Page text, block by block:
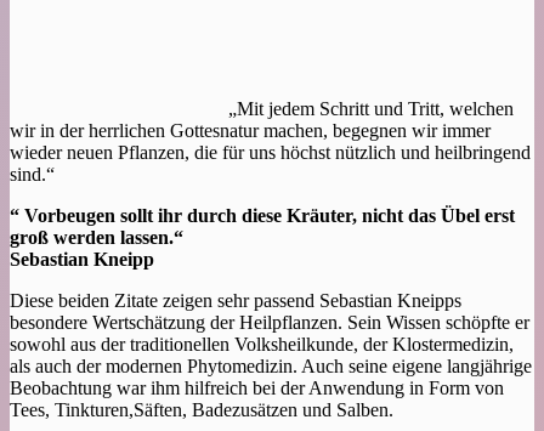
„Mit jedem Schritt und Tritt, welchen
wir in der herrlichen Gottesnatur machen, begegnen wir immer
wieder neuen Pflanzen, die für uns höchst nützlich und heilbringend
sind.“
“ Vorbeugen sollt ihr durch diese Kräuter, nicht das Übel erst
groß werden lassen.“
Sebastian Kneipp
Diese beiden Zitate zeigen sehr passend Sebastian Kneipps
besondere Wertschätzung der Heilpflanzen. Sein Wissen schöpfte er
sowohl aus der traditionellen Volksheilkunde, der Klostermedizin,
als auch der modernen Phytomedizin. Auch seine eigene langjährige
Beobachtung war ihm hilfreich bei der Anwendung in Form von
Tees, Tinkturen,Säften, Badezusätzen und Salben.